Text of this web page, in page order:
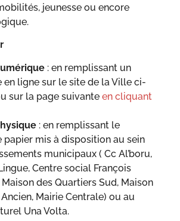
jeunesse ou encore
: en remplissant un
ligne sur le site de la Ville ci-
sur la page suivante en cliquant
: en remplissant le
mis à disposition au sein
municipaux ( Cc Al’boru,
Centre social François
des Quartiers Sud, Maison
Mairie Centrale) ou au
Una Volta.